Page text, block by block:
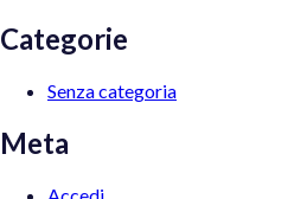
Categorie
Senza categoria
Meta